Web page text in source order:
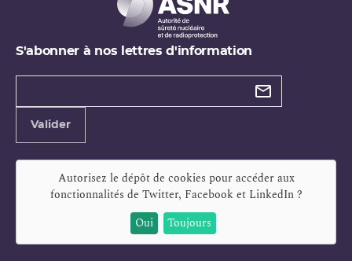
S'abonner à nos lettres d'information
Types de
Valider
Autorisez le dépôt de cookies pour accéder aux
fonctionnalités de Twitter, Facebook et LinkedIn?
Oui
Toujours